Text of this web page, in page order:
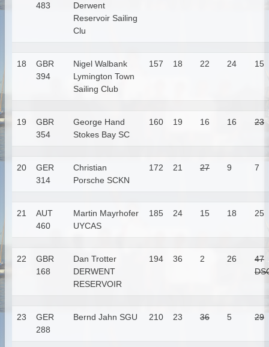
483
Derwent
Reservoir Sailing
Clu
18
GBR
394
Nigel Walbank
Lymington Town
Sailing Club
157 18 22 24 15
19
GBR
354
George Hand
Stokes Bay SC
160 19 16 16 23
20
GER
314
Christian
Porsche SCKN
172 21 27 9 7
21
AUT
460
Martin Mayrhofer
UYCAS
185 24 15 18 25
22
GBR
168
Dan Trotter
DERWENT
RESERVOIR
194 36 2 26
47
23
GER
288
Bernd Jahn SGU 210 23 36 5 29